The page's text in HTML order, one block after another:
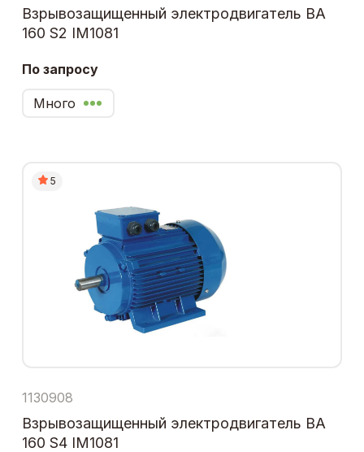
Взрывозащищенный электродвигатель ВА
160 S2 IM1081
По запросу
Много
5
1130908
Взрывозащищенный электродвигатель ВА
160 S4 IM1081